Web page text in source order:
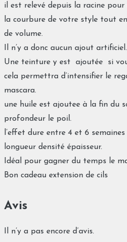
il est relevé depuis la racine
la courbure de votre style tout
de volume.
Il n’y a donc aucun ajout artificiel.
Une teinture y est ajoutée si
cela permettra d’intensifier le
mascara.
une huile est ajoutee à la fin du
profondeur le poil.
l’effet dure entre 4 et 6
longueur densité épaisseur.
Idéal pour gagner du temps le
Bon cadeau extension de cils
Avis
Il n’y a pas encore d’avis.